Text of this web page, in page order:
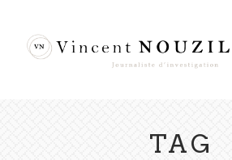
TAG